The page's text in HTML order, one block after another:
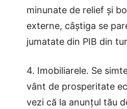
minunate de relief și
externe, câștiga se
jumatate din PIB din
4. Imobiliarele. Se
vânt de prosperitate
vezi că la anunțul tău